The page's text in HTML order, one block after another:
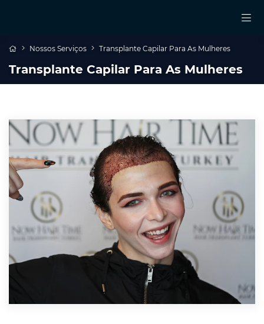
Nossos Serviços Transplante Capilar Para As Mulheres
Transplante Capilar Para As Mulheres